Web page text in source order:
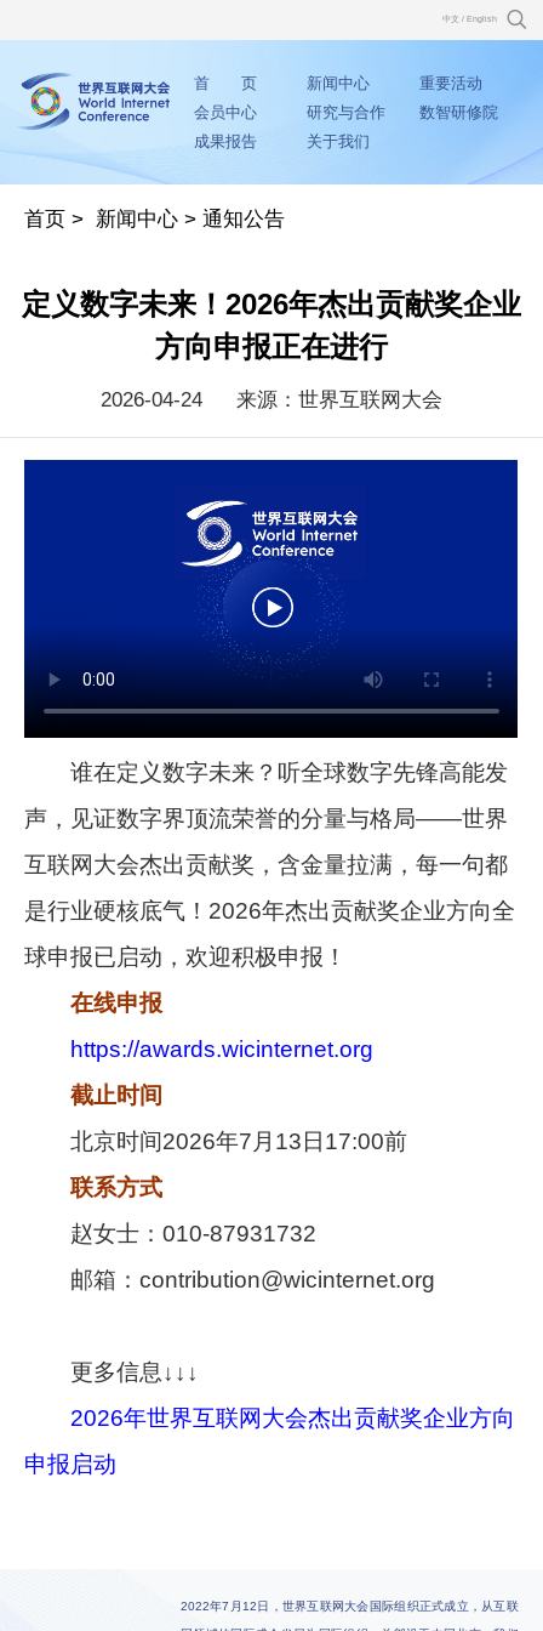
中文 / English
首 页 新闻中心
重要活动
会员中心
研究与合作
数智研修院
成果报告
关于我们
首页 > 新闻中心 >通知公告
定义数字未来！2026年杰出贡献奖企业
方向申报正在进行
2026-04-24 来源：世界互联网大会
谁在定义数字未来？听全球数字先锋高能发
声，见证数字界顶流荣誉的分量与格局——世界
互联网大会杰出贡献奖，含金量拉满，每一句都
是行业硬核底气！2026年杰出贡献奖企业方向全
球申报已启动，欢迎积极申报！
在线申报
https://awards.wicinternet.org
截止时间
北京时间2026年7月13日17:00前
联系方式
赵女士：010-87931732
邮箱：contribution@wicinternet.org
更多信息↓↓↓
2026年世界互联网大会杰出贡献奖企业方向
申报启动
2022年7月12日，世界互联网大会国际组织正式成立，从互联